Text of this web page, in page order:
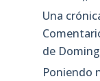
Una
de
Poniendo